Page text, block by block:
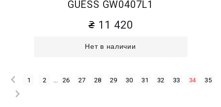
GUESS GW0407L1
11 420
Нет в наличии
1 2 26 27 28 29 30 31 32 33 34 35